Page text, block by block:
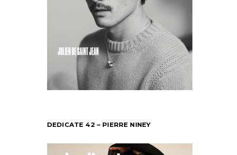
DEDICATE 42 – PIERRE NINEY